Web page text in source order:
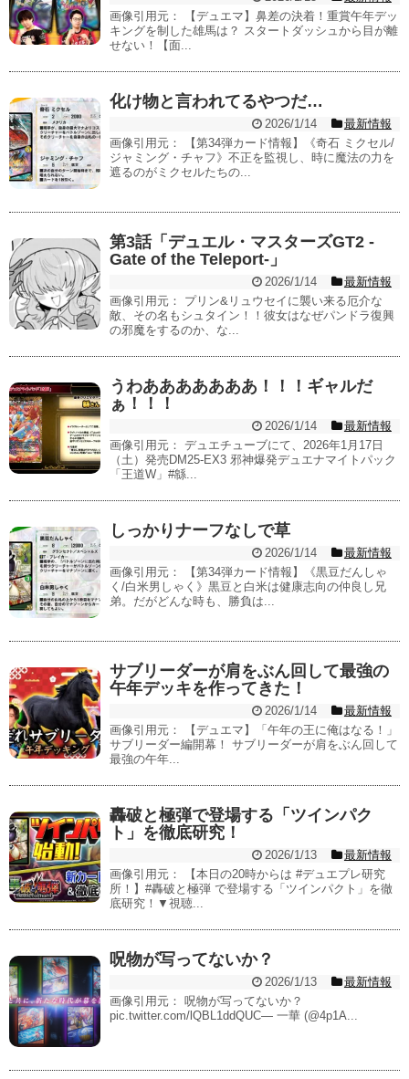
画像引用元： 【デュエマ】鼻差の決着！重賞午年デッ
キングを制した雄馬は？ スタートダッシュから目が離
せない！【面...
化け物と言われてるやつだ…
2026/1/14
最新情報
画像引用元： 【第34弾カード情報】《奇石 ミクセル/
ジャミング・チャフ》不正を監視し、時に魔法の力を
遮るのがミクセルたちの...
第3話「デュエル・マスターズGT2 -
Gate of the Teleport-」
2026/1/14
最新情報
画像引用元： プリン&リュウセイに襲い来る厄介な
敵、その名もシュタイン！！彼女はなぜパンドラ復興
の邪魔をするのか、な...
うわあああああああ！！！ギャルだ
ぁ！！！
2026/1/14
最新情報
画像引用元： デュエチューブにて、2026年1月17日
（土）発売DM25-EX3 邪神爆発デュエナマイトパック
「王道W」#緜...
しっかりナーフなしで草
2026/1/14
最新情報
画像引用元： 【第34弾カード情報】《黒豆だんしゃ
く/白米男しゃく》黒豆と白米は健康志向の仲良し兄
弟。だがどんな時も、勝負は...
サブリーダーが肩をぶん回して最強の
午年デッキを作ってきた！
2026/1/14
最新情報
画像引用元： 【デュエマ】「午年の王に俺はなる！」
サブリーダー編開幕！ サブリーダーが肩をぶん回して
最強の午年...
轟破と極弾で登場する「ツインパク
ト」を徹底研究！
2026/1/13
最新情報
画像引用元： 【本日の20時からは #デュエプレ研究
所！】#轟破と極弾 で登場する「ツインパクト」を徹
底研究！▼視聴...
呪物が写ってないか？
2026/1/13
最新情報
画像引用元： 呪物が写ってないか？
pic.twitter.com/lQBL1ddQUC— 一華 (@4p1A...